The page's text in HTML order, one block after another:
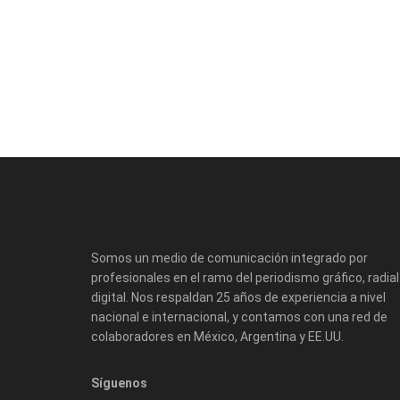
Somos un medio de comunicación integrado por
profesionales en el ramo del periodismo gráfico,
digital. Nos respaldan 25 años de experiencia a nivel
nacional e internacional, y contamos con una red de
colaboradores en México, Argentina y EE.UU.
Síguenos